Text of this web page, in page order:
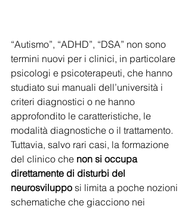
“Autismo”, “ADHD”, “DSA” non sono
termini nuovi per i clinici, in particolare
psicologi e psicoterapeuti, che hanno
studiato sui manuali dell’università i
criteri diagnostici o ne hanno
approfondito le caratteristiche, le
modalità diagnostiche o il trattamento.
Tuttavia, salvo rari casi, la formazione
del clinico che non si occupa
direttamente di disturbi del
neurosviluppo si limita a poche nozioni
schematiche che giacciono nei